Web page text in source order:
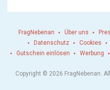
FragNebenan Über uns
Datenschutz
Cookies
Gutschein einlösen
Werbung
Copyright © 2026 FragNebenan.